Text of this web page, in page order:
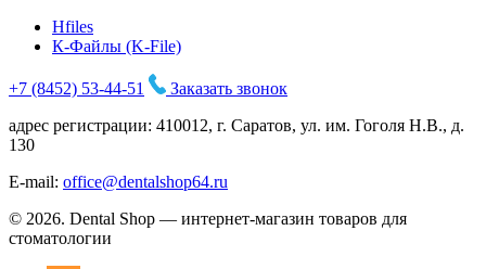
Hfiles
К-Файлы (K-File)
+7 (8452) 53-44-51
Заказать звонок
адрес регистрации: 410012, г. Саратов, ул. им. Гоголя Н.В., д.
130
E-mail: office@dentalshop64.ru
© 2026. Dental Shop — интернет-магазин товаров для
стоматологии